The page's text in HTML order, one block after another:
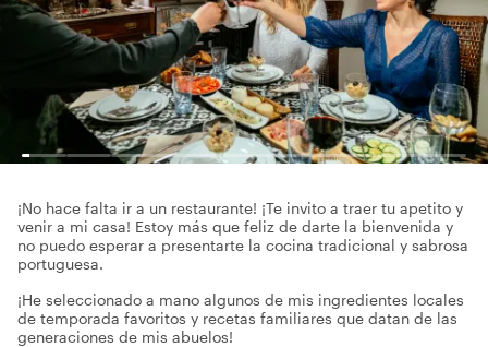
¡No hace falta ir a un restaurante! ¡Te invito a traer tu apetito y
venir a mi casa! Estoy más que feliz de darte la bienvenida y
no puedo esperar a presentarte la cocina tradicional y sabrosa
portuguesa.
¡He seleccionado a mano algunos de mis ingredientes locales
de temporada favoritos y recetas familiares que datan de las
generaciones de mis abuelos!